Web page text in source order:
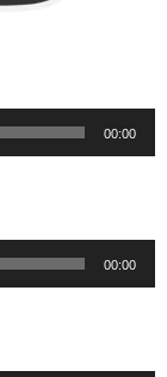
00:00
00:00